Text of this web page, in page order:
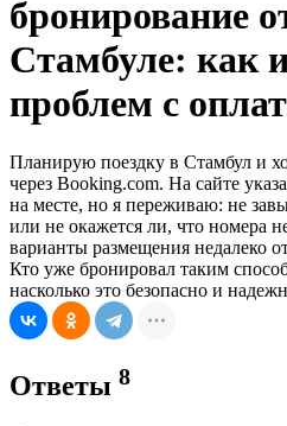
бронирование
Стамбуле: как
проблем с
Планирую поездку в Стамбул и
через Booking.com. На сайте
на месте, но я переживаю: не
или не окажется ли, что номера
варианты размещения недалеко
Кто уже бронировал таким
насколько это безопасно и
Ответы 8